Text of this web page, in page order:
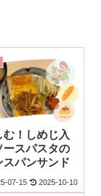
！しめじ入
ースパスタの
スパンサンド
07-15 2025-10-10